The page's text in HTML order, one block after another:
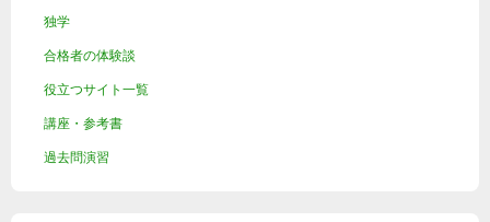
独学
合格者の体験談
役立つサイト一覧
講座・参考書
過去問演習